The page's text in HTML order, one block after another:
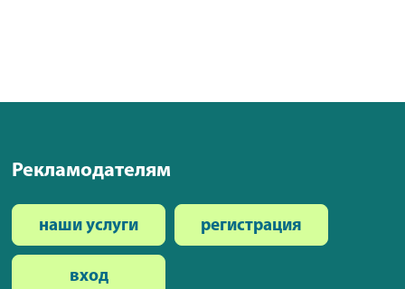
Рекламодателям
наши услуги регистрация
вход